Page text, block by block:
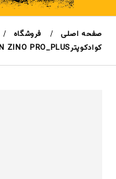
صفحه اصلی فروشگاه
کوادکوپترHUBSAN ZINO PRO_PLUS